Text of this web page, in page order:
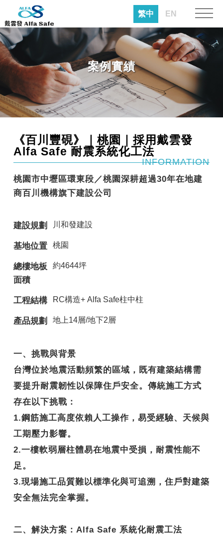
繁中 EN
案例實績
《百川豐硯》｜桃園｜採用戴雲發
Alfa Safe 耐震系統化工法
INFORMATION
桃園市中壢區環東段／桃園深耕超過30年在地建
商百川機構旗下建設公司
建設規劃 川和發建設
基地位置 桃園
總樓地板
面積
約4644坪
工程結構 RC構造+ Alfa Safe柱中柱
產品規劃 地上14層/地下2層
一、挑戰與背景
台灣位於地震活動頻繁的區域，既有建築結構需
要提升耐震韌性以保障住戶安全。傳統施工方式
存在以下挑戰：
1.鋼筋施工高度依賴人工操作，易受經驗、天候與
工期壓力影響。
2.一樓軟弱層柱體易在地震中受損，耐震性能不
足。
3.現場施工品質難以標準化與可追溯，住戶對建築
安全無法完全掌握。
二、解決方案：Alfa Safe 系統化耐震工法